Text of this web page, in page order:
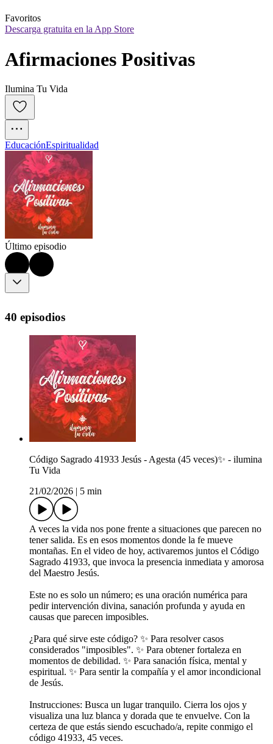
Favoritos
Descarga gratuita en la App Store
Afirmaciones Positivas
Ilumina Tu Vida
EducaciónEspiritualidad
Último episodio
40 episodios
Código Sagrado 41933 Jesús - Agesta (45 veces)✨ - ilumina
Tu Vida
21/02/2026
5 min
A veces la vida nos pone frente a situaciones que parecen no
tener salida. Es en esos momentos donde la fe mueve
montañas. En el video de hoy, activaremos juntos el Código
Sagrado 41933, que invoca la presencia inmediata y amorosa
del Maestro Jesús.
Este no es solo un número; es una oración numérica para
pedir intervención divina, sanación profunda y ayuda en
causas que parecen imposibles.
¿Para qué sirve este código? ✨ Para resolver casos
considerados "imposibles". ✨ Para obtener fortaleza en
momentos de debilidad. ✨ Para sanación física, mental y
espiritual. ✨ Para sentir la compañía y el amor incondicional
de Jesús.
Instrucciones: Busca un lugar tranquilo. Cierra los ojos y
visualiza una luz blanca y dorada que te envuelve. Con la
certeza de que estás siendo escuchado/a, repite conmigo el
código 41933, 45 veces.